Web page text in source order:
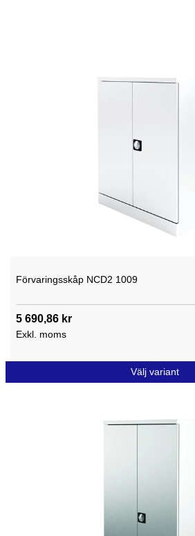
Förvaringsskåp NCD2 1009
5 690,86 kr
Exkl. moms
Välj variant